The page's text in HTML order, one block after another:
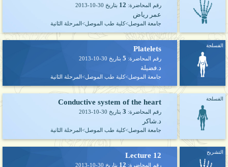
رقم المحاضرة: 12 بتاريخ 2013-10-30
عمر رياض
جامعة الموصل>كلية طب الموصل>المرحلة الثانية
الفسلجة Platelets
رقم المحاضرة: 5بتاريخ 2013-10-30
د.فضيلة
جامعة الموصل>كلية طب الموصل>المرحلة الثانية
الفسلجة Conductive system of the heart
رقم المحاضرة: 3بتاريخ 2013-10-30
د.شاكر
جامعة الموصل>كلية طب الموصل>المرحلة الثانية
التشريح Lecture 12
رقم المحاضرة: 12 بتاريخ 2013-10-30